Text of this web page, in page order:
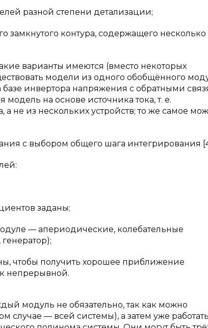
разной степени детализации;
контура, содержащего несколько
варианты имеются (вместо некоторых
модели из одного обобщённого
инвертора напряжения с обратными
на основе источника тока, т. е.
не из нескольких устройств; то же самое
с выбором общего шага интегрирования
заданы;
— апериодические, колебательные
чтобы получить хорошее приближение
непрерывной.
модуль не обязательно, так как можно
случае — всей системы), а затем уже